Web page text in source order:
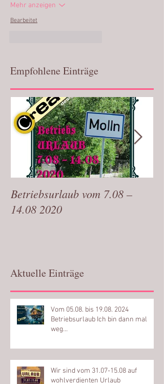
Mehr anzeigen
Bearbeitet
Empfohlene Einträge
Betriebsurlaub vom 7.08 –
14.08 2020
Aktuelle Einträge
Vom 05.08. bis 19.08. 2024
Betriebsurlaub Ich bin dann mal
weg…
Wir sind vom 31.07-15.08 auf
wohlverdienten Urlaub